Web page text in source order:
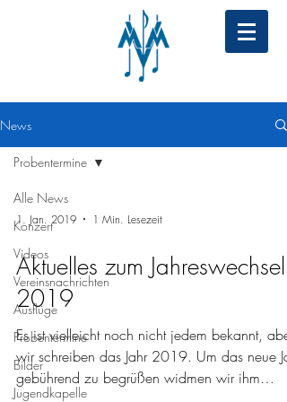
News
Alle News
Konzert
Videos
Vereinsnachrichten
Ausflüge
Probentermine
Bilder
Jugendkapelle
Probentermine
1. Jan. 2019 1 Min. Lesezeit
Aktuelles zum Jahreswechsel
2019
Es ist vielleicht noch nicht jedem bekannt, aber
wir schreiben das Jahr 2019. Um das neue Jahr
gebührend zu begrüßen widmen wir ihm